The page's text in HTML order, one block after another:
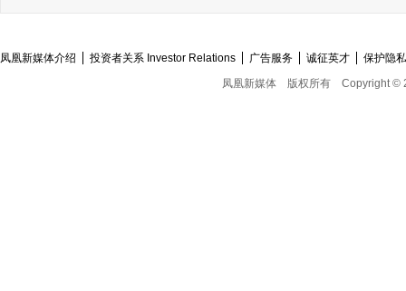
凤凰新媒体介绍 投资者关系 Investor Relations 广告服务 诚征英才
保护隐
凤凰新媒体
版权所有 Copyright ©